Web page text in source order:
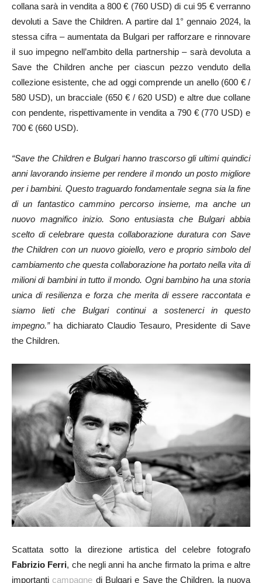
collana sarà in vendita a 800 € (760 USD) di cui 95 € verranno
devoluti a Save the Children. A partire dal 1° gennaio 2024, la
stessa cifra – aumentata da Bulgari per rafforzare e rinnovare
il suo impegno nell’ambito della partnership – sarà devoluta a
Save the Children anche per ciascun pezzo venduto della
collezione esistente, che ad oggi comprende un anello (600 € /
580 USD), un bracciale (650 € / 620 USD) e altre due collane
con pendente, rispettivamente in vendita a 790 € (770 USD) e
700 € (660 USD).
“Save the Children e Bulgari hanno trascorso gli ultimi quindici
anni lavorando insieme per rendere il mondo un posto migliore
per i bambini. Questo traguardo fondamentale segna sia la fine
di un fantastico cammino percorso insieme, ma anche un
nuovo magnifico inizio. Sono entusiasta che Bulgari abbia
scelto di celebrare questa collaborazione duratura con Save
the Children con un nuovo gioiello, vero e proprio simbolo del
cambiamento che questa collaborazione ha portato nella vita di
milioni di bambini in tutto il mondo. Ogni bambino ha una storia
unica di resilienza e forza che merita di essere raccontata e
siamo lieti che Bulgari continui a sostenerci in questo
impegno.” ha dichiarato Claudio Tesauro, Presidente di Save
the Children.
Scattata sotto la direzione artistica del celebre fotografo
Fabrizio Ferri, che negli anni ha anche firmato la prima e altre
importanticampagne di Bulgari e Save the Children, la nuova